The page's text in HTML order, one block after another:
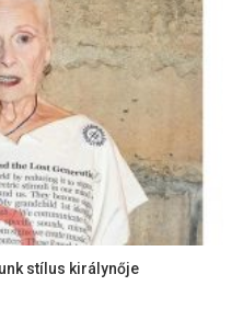
stílus királynője